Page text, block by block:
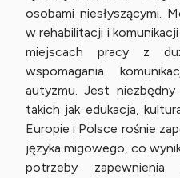
osobami niesłyszącymi.
w rehabilitacji i
miejscach pracy z
wspomagania
autyzmu. Jest
takich jak edukacja,
Europie i Polsce rośnie
języka migowego, co
potrzeby